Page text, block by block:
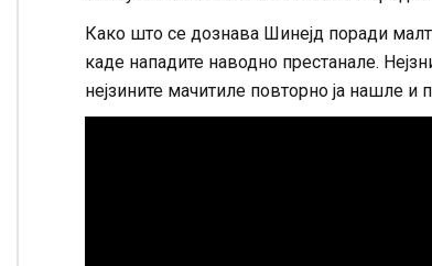
Како што се дознава Шинејд поради
каде нападите наводно престанале.
нејзините мачитиле повторно ја нашле